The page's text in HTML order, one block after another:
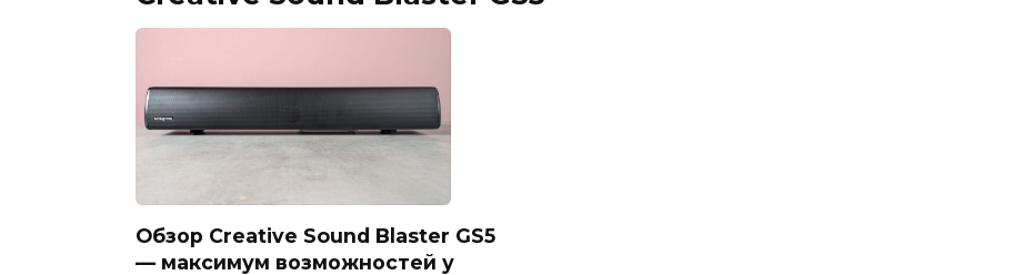
Обзор Creative Sound Blaster GS5
— максимум возможностей у